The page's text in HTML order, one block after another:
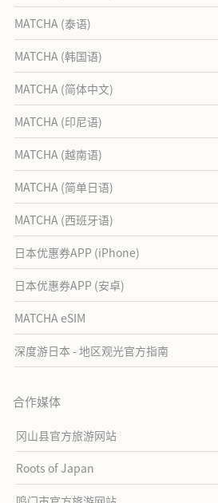
MATCHA (泰语)
MATCHA (韩国语)
MATCHA (简体中文)
MATCHA (印尼语)
MATCHA (越南语)
MATCHA (简单日语)
MATCHA (西班牙语)
日本优惠券APP (iPhone)
日本优惠券APP (安卓)
MATCHA eSIM
深度游日本 - 地区观光官方指南
合作媒体
冈山县官方旅游网站
Roots of Japan